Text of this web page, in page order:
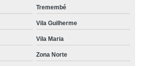
Tremembé
Vila Guilherme
Vila Maria
Zona Norte